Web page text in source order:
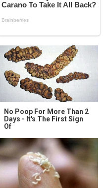
No Poop For More Than 2
Days - It's The First Sign
Of